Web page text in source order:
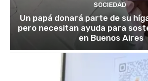
SOCIEDAD
Un papá donará parte de su
pero necesitan ayuda para
en Buenos Aires